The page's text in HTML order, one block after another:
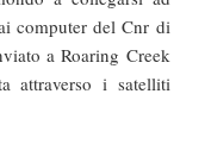
computer del Cnr di
a Roaring Creek
attraverso i satelliti